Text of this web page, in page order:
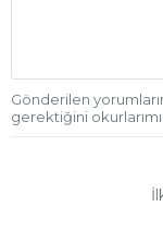
Gönderilen
gerektiğini